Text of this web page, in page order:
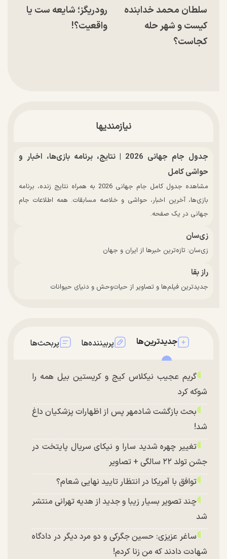
سلطان محمد خدابنده
کیست و شهر حله
کجاست؟
رودریگز؛ شایعه ست یا
واقعیت؟!
نیازمندیها
جدول جام جهانی 2026 | نتایج، برنامه بازی‌ها، اخبار و
حواشی کامل
مشاهده جدول کامل جام جهانی 2026 به همراه نتایج زنده، برنامه
بازی‌ها، آخرین اخبار، حواشی و خلاصه مسابقات. همه اطلاعات جام
جهانی در یک صفحه.
زی‌سان
زی‌سان: تازه‌ترین خبرها از ایران و جهان
راز بقا
جدیدترین فیلم‌ها و تصاویر از حیات‌وحش و دنیای حیوانات
جدیدترین‌ها پربیننده‌ها پربحث‌ها
گریم عجیب نیکلاس کیج و کریستین بیل همه را
شوکه کرد
بحث بازگشت شادمهر پس از اظهارات پزشکیان داغ
شد!
تغییر چهره شدید سارا و نیکای سریال پایتخت در
جشن تولد ۲۲ سالگی + تصاویر
توافق با آمریکا در انتظار تایید نهایی شعام؟
چند تصویر بسیار زیبا و جدید از هدیه تهرانی منتشر
شد
ساغر عزیزی: حسین جگرکی و دو مرد دیگر در دادگاه
شهادت دادند که من زنا کردم!